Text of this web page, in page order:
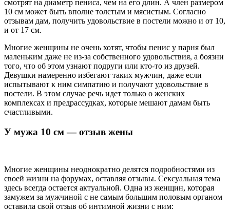
смотрят на диаметр пениса, чем на его длин. А член размером
10 см может быть вполне толстым и мясистым. Согласно
отзывам дам, получить удовольствие в постели можно и от 10,
и от 17 см.
Многие женщины не очень хотят, чтобы пенис у парня был
маленьким даже не из-за собственного удовольствия, а боязни
того, что об этом узнают подруги или кто-то из друзей.
Девушки намеренно избегают таких мужчин, даже если
испытывают к ним симпатию и получают удовольствие в
постели. В этом случае речь идет только о женских
комплексах и предрассудках, которые мешают дамам быть
счастливыми.
У мужа 10 см — отзыв жены
Многие женщины неоднократно делятся подробностями из
своей жизни на форумах, оставляя отзывы. Сексуальная тема
здесь всегда остается актуальной. Одна из женщин, которая
замужем за мужчиной с не самым большим половым органом
оставила свой отзыв об интимной жизни с ним: